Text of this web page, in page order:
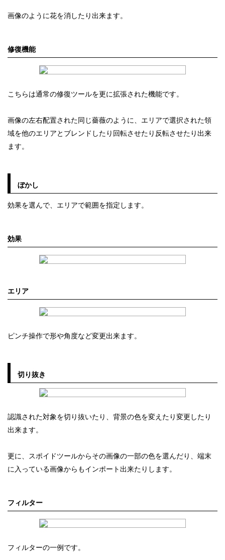
画像のように花を消したり出来ます。
修復機能
こちらは通常の修復ツールを更に拡張された機能です。
画像の左右配置された同じ薔薇のように、エリアで選択された領
域を他のエリアとブレンドしたり回転させたり反転させたり出来
ます。
ぼかし
効果を選んで、エリアで範囲を指定します。
効果
エリア
ピンチ操作で形や角度など変更出来ます。
切り抜き
認識された対象を切り抜いたり、背景の色を変えたり変更したり
出来ます。
更に、スポイドツールからその画像の一部の色を選んだり、端末
に入っている画像からもインポート出来たりします。
フィルター
フィルターの一例です。